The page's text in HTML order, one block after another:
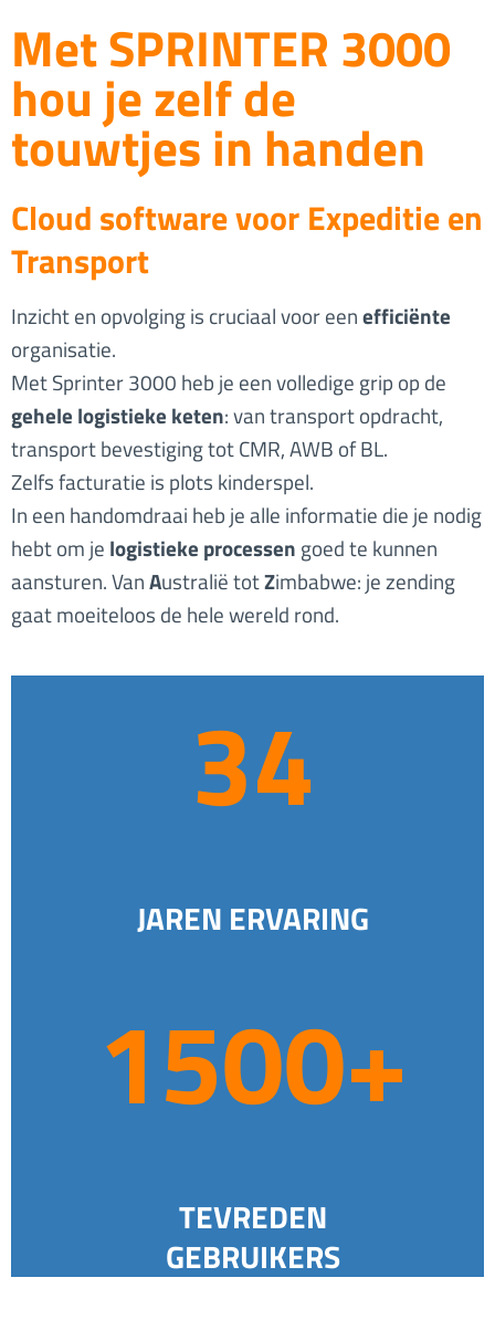
Met SPRINTER 3000
hou je zelf de
touwtjes in handen
Cloud software voor Expeditie en
Transport
Inzicht en opvolging is cruciaal voor eenefficiënte
organisatie.
Met Sprinter 3000 heb je een volledige grip op de
gehele logistieke keten: van transport opdracht,
transport bevestiging tot CMR, AWB of BL.
Zelfs facturatie is plots kinderspel.
In een handomdraai heb je alle informatie die je nodig
hebt om je logistieke processen goed te kunnen
aansturen. VanAustralië totZimbabwe: je zending
gaat moeiteloos de hele wereld rond.
34
JAREN ERVARING
1500+
TEVREDEN
GEBRUIKERS